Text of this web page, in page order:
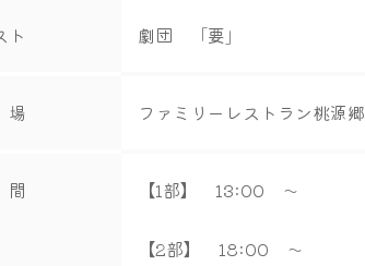
ト 劇団 「要」
ファミリーレストラン桃源郷
【1部】 13:00 ～
【2部】 18:00 ～